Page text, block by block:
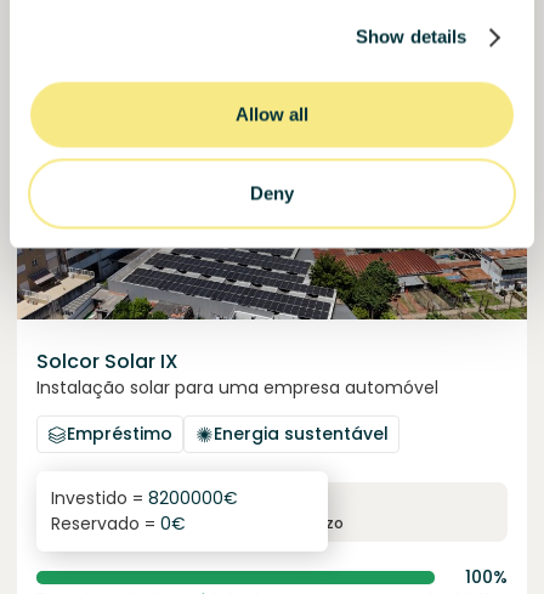
Show details
Allow all
Deny
Solcor Solar IX
Instalação solar para uma empresa automóvel
Empréstimo
Energia sustentável
6.1%
juro anual prazo
Investido = 8200000€
Reservado = 0€
100%